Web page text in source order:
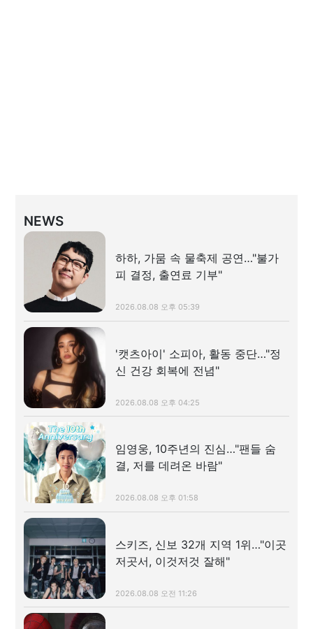
NEWS
하하, 가뭄 속 물축제 공연…"불가
피 결정, 출연료 기부"
2026.08.08 오후 05:39
'캣츠아이' 소피아, 활동 중단…"정
신 건강 회복에 전념"
2026.08.08 오후 04:25
임영웅, 10주년의 진심…"팬들 숨
결, 저를 데려온 바람"
2026.08.08 오후 01:58
스키즈, 신보 32개 지역 1위…"이곳
저곳서, 이것저것 잘해"
2026.08.08 오전 11:26